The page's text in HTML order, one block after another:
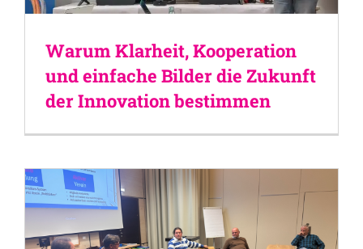
Warum Klarheit, Kooperation
und einfache Bilder die Zukunft
der Innovation bestimmen